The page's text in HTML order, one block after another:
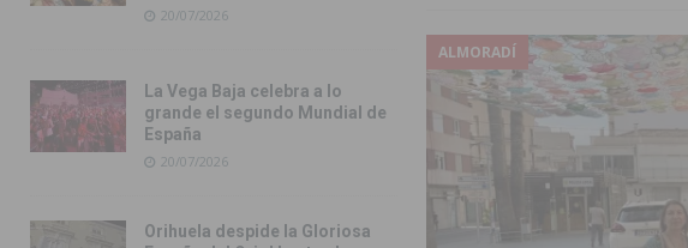
ALMORADÍ
20/07/2026
La Vega Baja celebra a lo
grande el segundo Mundial de
España
20/07/2026
Orihuela despide la Gloriosa